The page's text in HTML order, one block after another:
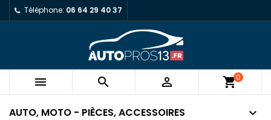
Téléphone: 06 64 29 40 37
   shopping_cart0
AUTO, MOTO - PIÈCES, ACCESSOIRES